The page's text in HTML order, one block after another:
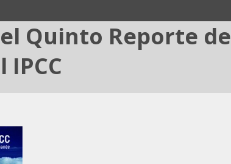
Quinto Reporte de